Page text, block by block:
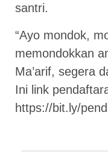
santri.
“Ayo mondok,
memondokkan
Ma’arif, segera
Ini link
https://bit.ly/